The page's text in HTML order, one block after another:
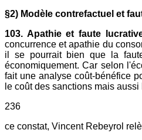
§2) Modèle contrefactuel et
103. Apathie et faute
concurrence et apathie du
il se pourrait bien que la
économiquement. Car selon
fait une analyse coût-bénéfice
le coût des sanctions mais
236
ce constat, Vincent Rebeyrol